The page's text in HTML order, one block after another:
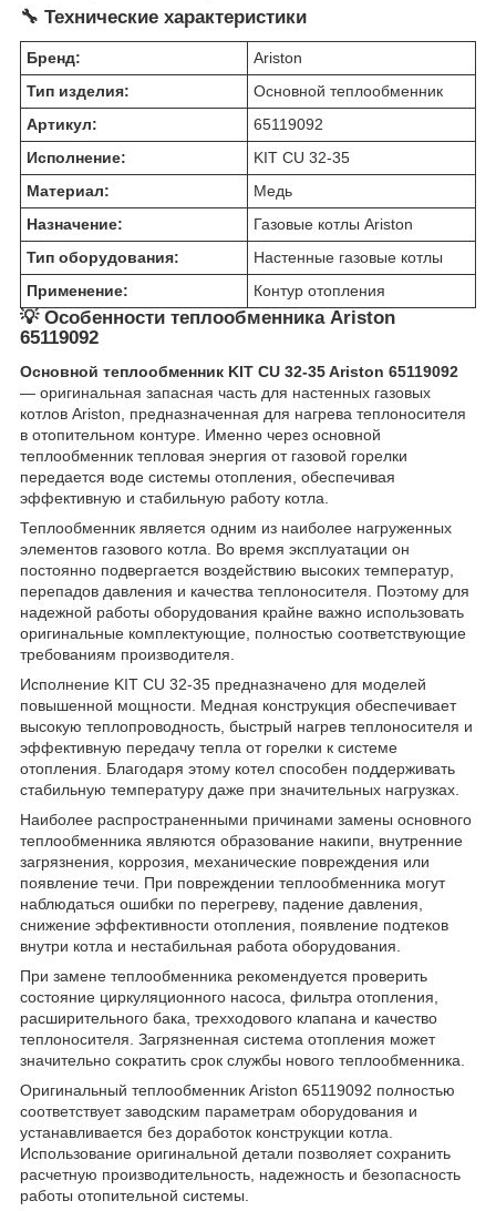
🔧 Технические характеристики
Бренд:
Ariston
Тип изделия:
Основной теплообменник
Артикул:
65119092
Исполнение:
KIT CU 32-35
Материал:
Медь
Назначение:
Газовые котлы Ariston
Тип оборудования:
Настенные газовые котлы
Применение:
Контур отопления
💡 Особенности теплообменника Ariston
65119092
Основной теплообменник KIT CU 32-35 Ariston 65119092
— оригинальная запасная часть для настенных газовых
котлов Ariston, предназначенная для нагрева теплоносителя
в отопительном контуре. Именно через основной
теплообменник тепловая энергия от газовой горелки
передается воде системы отопления, обеспечивая
эффективную и стабильную работу котла.
Теплообменник является одним из наиболее нагруженных
элементов газового котла. Во время эксплуатации он
постоянно подвергается воздействию высоких температур,
перепадов давления и качества теплоносителя. Поэтому для
надежной работы оборудования крайне важно использовать
оригинальные комплектующие, полностью соответствующие
требованиям производителя.
Исполнение KIT CU 32-35 предназначено для моделей
повышенной мощности. Медная конструкция обеспечивает
высокую теплопроводность, быстрый нагрев теплоносителя и
эффективную передачу тепла от горелки к системе
отопления. Благодаря этому котел способен поддерживать
стабильную температуру даже при значительных нагрузках.
Наиболее распространенными причинами замены основного
теплообменника являются образование накипи, внутренние
загрязнения, коррозия, механические повреждения или
появление течи. При повреждении теплообменника могут
наблюдаться ошибки по перегреву, падение давления,
снижение эффективности отопления, появление подтеков
внутри котла и нестабильная работа оборудования.
При замене теплообменника рекомендуется проверить
состояние циркуляционного насоса, фильтра отопления,
расширительного бака, трехходового клапана и качество
теплоносителя. Загрязненная система отопления может
значительно сократить срок службы нового теплообменника.
Оригинальный теплообменник Ariston 65119092 полностью
соответствует заводским параметрам оборудования и
устанавливается без доработок конструкции котла.
Использование оригинальной детали позволяет сохранить
расчетную производительность, надежность и безопасность
работы отопительной системы.